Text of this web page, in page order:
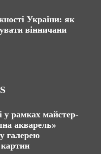
України: як
вінничани
у рамках майстер-
акварель»
галерею